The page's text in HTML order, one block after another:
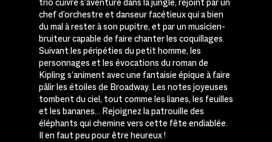
trio cuivré s’aventure dans la jungle, rejoint par un
chef d’orchestre et danseur facétieux qui a bien
du mal à rester à son pupitre, et par un musicien-
bruiteur capable de faire chanter les coquillages.
Suivant les péripéties du petit homme, les
personnages et les évocations du roman de
Kipling s’animent avec une fantaisie épique à faire
pâlir les étoiles de Broadway. Les notes joyeuses
tombent du ciel, tout comme les lianes, les feuilles
et les bananes… Rejoignez la patrouille des
éléphants qui chemine vers cette fête endiablée.
Il en faut peu pour être heureux !